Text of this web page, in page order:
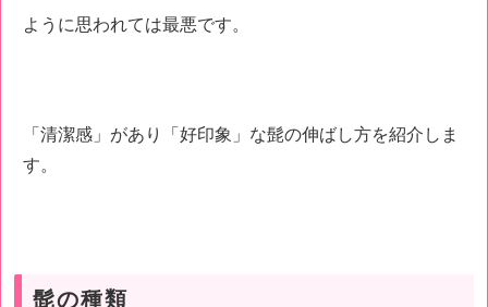
ように思われては最悪です。
「清潔感」があり「好印象」な髭の伸ばし方を紹介しま
す。
髭の種類